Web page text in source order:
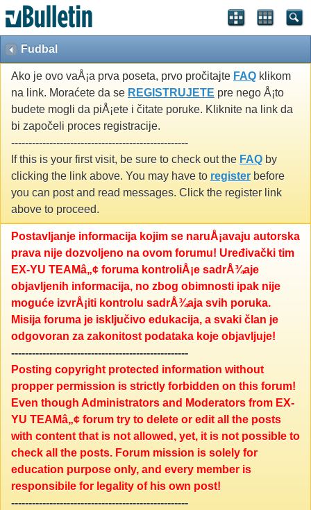
Fudbal
Ako je ovo vaÅ¡a prva poseta, prvo pročitajte FAQ klikom
na link. Moraćete da se REGISTRUJETE pre nego Å¡to
budete mogli da piÅ¡ete i čitate poruke. Kliknite na link da
bi započeli proces registracije.
---------------------------------------------------
If this is your first visit, be sure to check out the FAQ by
clicking the link above. You may have to register before
you can post and read messages. Click the register link
above to proceed.
Postavljanje informacija kojim se naruÅ¡avaju autorska
prava nije dozvoljeno na ovom forumu! Uređivački tim
EX-YU TEAMâ„¢ foruma kontroliÅ¡e sadrÅ¾aje
objavljenih informacija, no zbog obimnosti ipak nije
moguće izvrÅ¡iti kontrolu sadrÅ¾aja svih poruka.
Misija foruma je isključivo edukacija, a svaki član je
odgovoran za zakonitost podataka koje objavljuje!
---------------------------------------------------
Posting copyright protected information without
propper permission is strictly forbidden on this forum!
Even though Administrators and Moderators from EX-
YU TEAMâ„¢ forum try to delete or edit all the posts
with content that is not allowed, yet, it is not possible to
check all the posts. Forum mission is solely for
education purpose only, and every member is
responsibile for legality of his own post!
---------------------------------------------------